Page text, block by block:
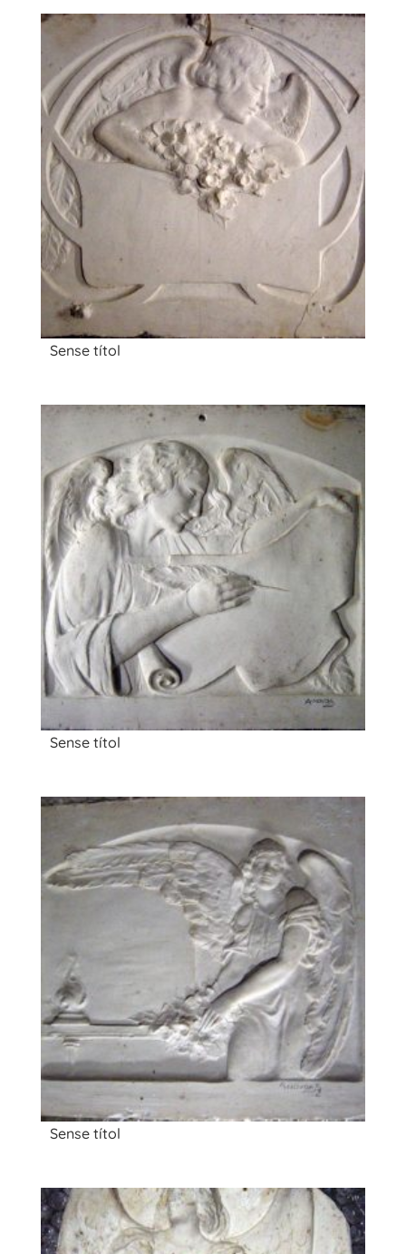
Sense títol
Sense títol
Sense títol